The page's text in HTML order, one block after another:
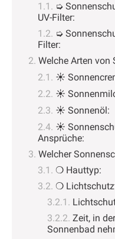
➭
UV-Filter:
➭
Filter:
Welche Arten
☀
☀
☀ Sonnenöl:
☀
Ansprüche:
Welcher
❍ Hauttyp:
❍
Zeit, in
Sonnenbad